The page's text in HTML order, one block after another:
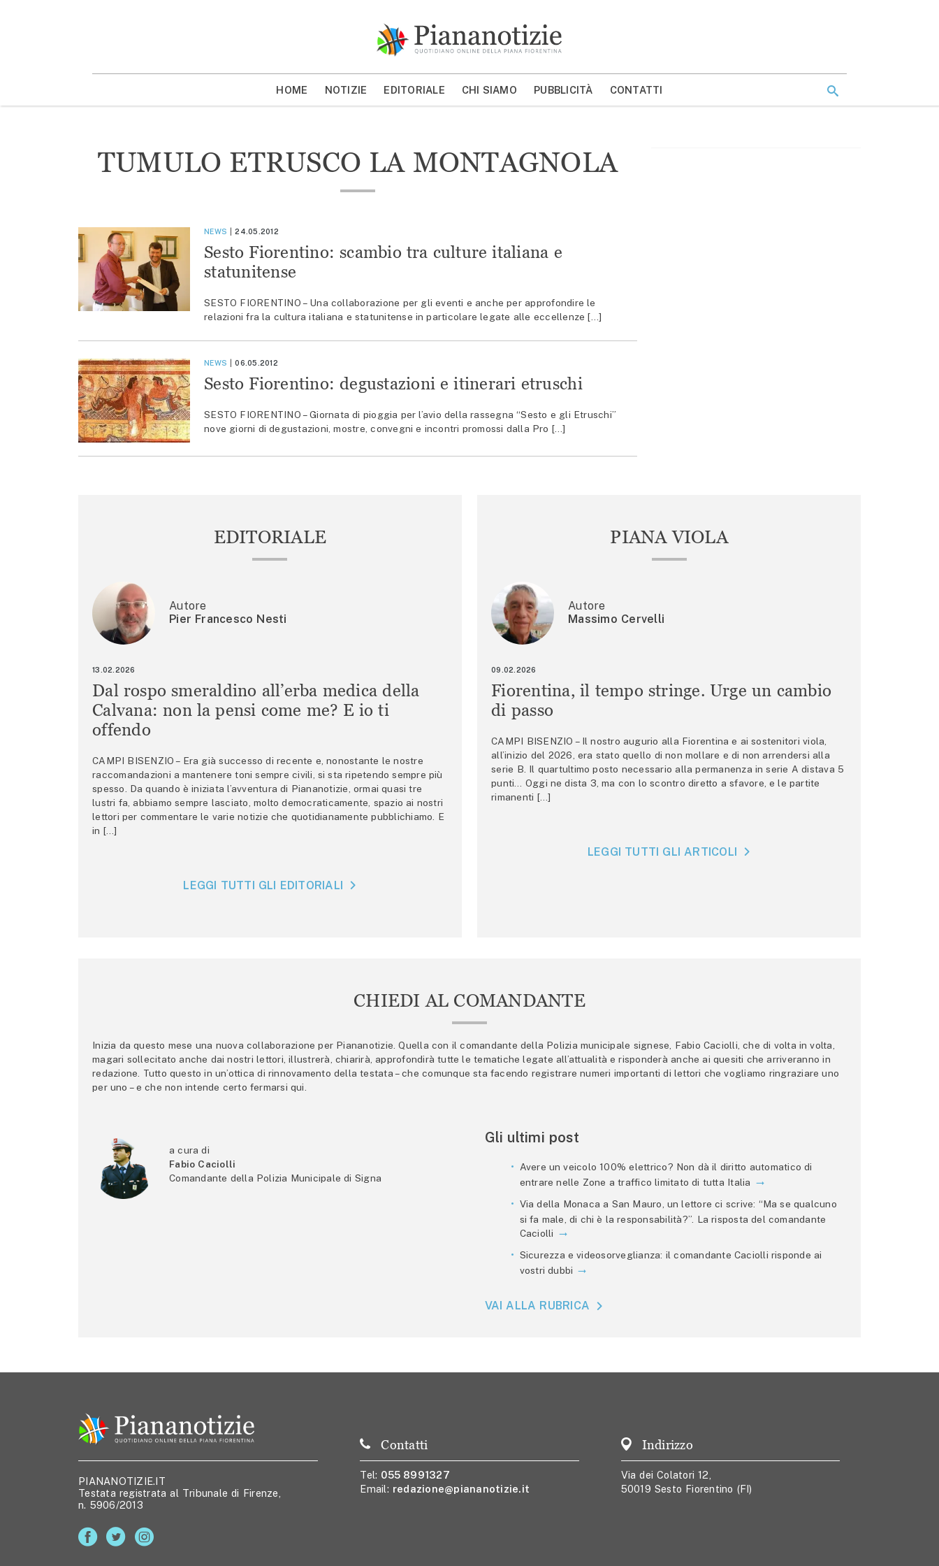
MOSTRA/NASCONDI CERCA
HOME NOTIZIE EDITORIALE CHI SIAMO PUBBLICITÀ CONTATTI
TUMULO ETRUSCO LA MONTAGNOLA
NEWS 24.05.2012
Sesto Fiorentino: scambio tra culture italiana e
statunitense
SESTO FIORENTINO – Una collaborazione per gli eventi e anche per approfondire le
relazioni fra la cultura italiana e statunitense in particolare legate alle eccellenze […]
NEWS 06.05.2012
Sesto Fiorentino: degustazioni e itinerari etruschi
SESTO FIORENTINO – Giornata di pioggia per l’avio della rassegna “Sesto e gli Etruschi”
nove giorni di degustazioni, mostre, convegni e incontri promossi dalla Pro […]
EDITORIALE
Autore
Pier Francesco Nesti
13.02.2026
Dal rospo smeraldino all’erba medica della
Calvana: non la pensi come me? E io ti
offendo
CAMPI BISENZIO – Era già successo di recente e, nonostante le nostre
raccomandazioni a mantenere toni sempre civili, si sta ripetendo sempre più
spesso. Da quando è iniziata l’avventura di Piananotizie, ormai quasi tre
lustri fa, abbiamo sempre lasciato, molto democraticamente, spazio ai nostri
lettori per commentare le varie notizie che quotidianamente pubblichiamo. E
in […]
LEGGI TUTTI GLI EDITORIALI
PIANA VIOLA
Autore
Massimo Cervelli
09.02.2026
Fiorentina, il tempo stringe. Urge un cambio
di passo
CAMPI BISENZIO – Il nostro augurio alla Fiorentina e ai sostenitori viola,
all’inizio del 2026, era stato quello di non mollare e di non arrendersi alla
serie B. Il quartultimo posto necessario alla permanenza in serie A distava 5
punti… Oggi ne dista 3, ma con lo scontro diretto a sfavore, e le partite
rimanenti […]
LEGGI TUTTI GLI ARTICOLI
CHIEDI AL COMANDANTE
Inizia da questo mese una nuova collaborazione per Piananotizie. Quella con il comandante della Polizia municipale signese, Fabio Caciolli, che di volta in volta,
magari sollecitato anche dai nostri lettori, illustrerà, chiarirà, approfondirà tutte le tematiche legate all’attualità e risponderà anche ai quesiti che arriveranno in
redazione. Tutto questo in un’ottica di rinnovamento della testata – che comunque sta facendo registrare numeri importanti di lettori che vogliamo ringraziare uno
per uno – e che non intende certo fermarsi qui.
a cura di
Fabio Caciolli
Comandante della Polizia Municipale di Signa
Gli ultimi post
Avere un veicolo 100% elettrico? Non dà il diritto automatico di
entrare nelle Zone a traffico limitato di tutta Italia
Via della Monaca a San Mauro, un lettore ci scrive: “Ma se qualcuno
si fa male, di chi è la responsabilità?”. La risposta del comandante
Caciolli
Sicurezza e videosorveglianza: il comandante Caciolli risponde ai
vostri dubbi
VAI ALLA RUBRICA
PIANANOTIZIE.IT
Testata registrata al Tribunale di Firenze,
n. 5906/2013
Contatti
Tel: 055 8991327
Email: redazione@piananotizie.it
Indirizzo
Via dei Colatori 12,
50019 Sesto Fiorentino (FI)